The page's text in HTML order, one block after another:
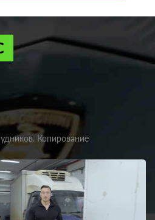
Копирование